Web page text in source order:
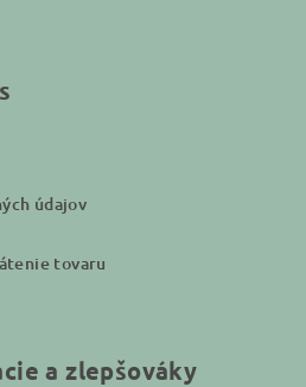
údajov
tovaru
a zlepšováky